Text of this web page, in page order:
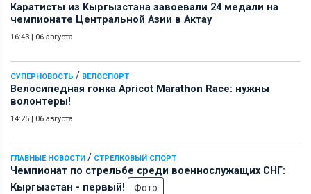
Каратисты из Кыргызстана завоевали 24 медали на
чемпионате Центральной Азии в Актау
16:43 | 06 августа
СУПЕРНОВОСТЬ / ВЕЛОСПОРТ
Велосипедная гонка Apricot Marathon Race: нужны
волонтеры!
14:25 | 06 августа
ГЛАВНЫЕ НОВОСТИ / СТРЕЛКОВЫЙ СПОРТ
Чемпионат по стрельбе среди военнослужащих СНГ:
Кыргызстан - первый!
Фото